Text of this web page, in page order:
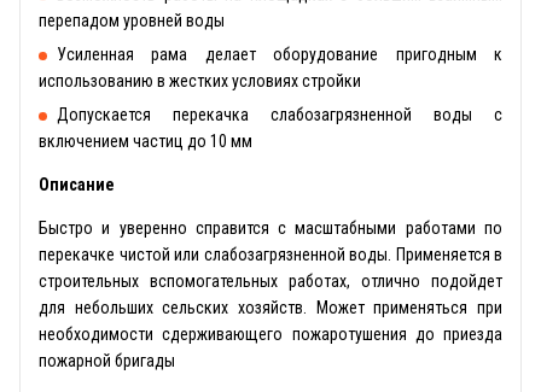
перепадом уровней воды
Усиленная рама делает оборудование пригодным к
использованию в жестких условиях стройки
Допускается перекачка слабозагрязненной воды с
включением частиц до 10 мм
Описание
Быстро и уверенно справится с масштабными работами по
перекачке чистой или слабозагрязненной воды. Применяется в
строительных вспомогательных работах, отлично подойдет
для небольших сельских хозяйств. Может применяться при
необходимости сдерживающего пожаротушения до приезда
пожарной бригады